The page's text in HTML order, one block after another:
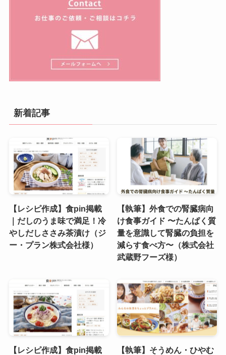
新着記事
【レシピ作成】食pin掲載
｜だしのうま味で満足！冷
やしだしささみ茶漬け（ジ
ー・プラン株式会社様）
【執筆】外食での腎臓病向
け食事ガイド 〜たんぱく質
量を意識して腎臓の負担を
減らす食べ方〜（株式会社
武蔵野フーズ様）
【レシピ作成】食pin掲載 【執筆】そうめん・ひやむ